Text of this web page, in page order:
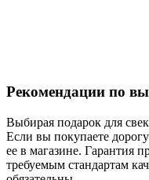
Рекомендации по
Выбирая подарок для
Если вы покупаете
ее в магазине. Гарантия
требуемым стандартам